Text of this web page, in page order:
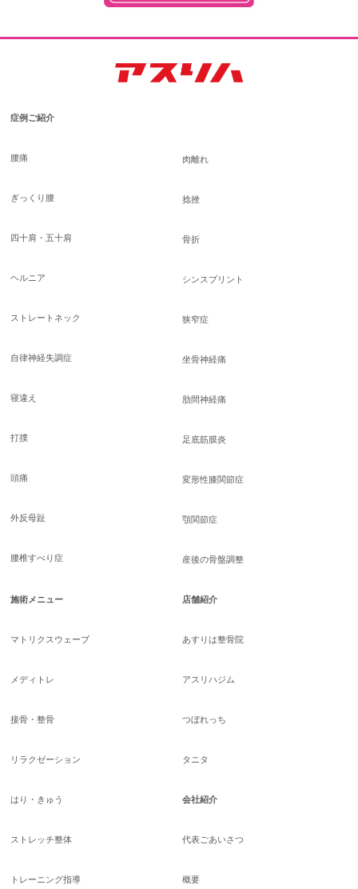
症例ご紹介
腰痛
ぎっくり腰
四十肩・五十肩
ヘルニア
ストレートネック
自律神経失調症
寝違え
打撲
頭痛
外反母趾
腰椎すべり症
肉離れ
捻挫
骨折
シンスプリント
狭窄症
坐骨神経痛
肋間神経痛
足底筋膜炎
変形性膝関節症
顎関節症
産後の骨盤調整
施術メニュー
マトリクスウェーブ
メディトレ
接骨・整骨
リラクゼーション
はり・きゅう
ストレッチ整体
トレーニング指導
店舗紹介
あすりは整骨院
アスリハジム
つぼれっち
タニタ
会社紹介
代表ごあいさつ
概要